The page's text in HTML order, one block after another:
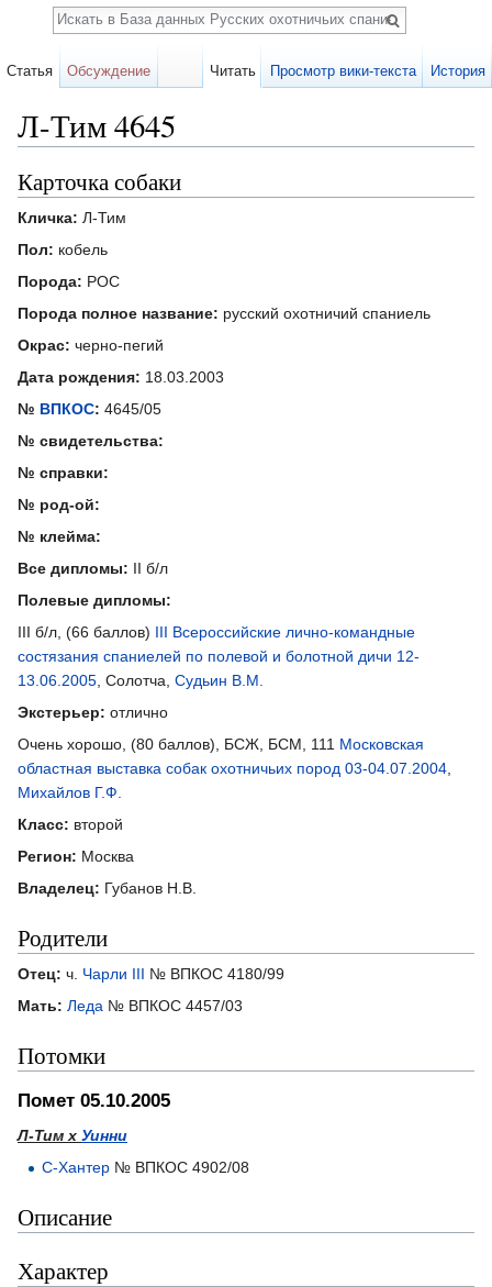
Л-Тим 4645
Карточка собаки
Кличка: Л-Тим
Пол: кобель
Порода: РОС
Порода полное название: русский охотничий спаниель
Окрас: черно-пегий
Дата рождения: 18.03.2003
№ ВПКОС: 4645/05
№ свидетельства:
№ справки:
№ род-ой:
№ клейма:
Все дипломы: II б/л
Полевые дипломы:
III б/л, (66 баллов) III Всероссийские лично-командные
состязания спаниелей по полевой и болотной дичи 12-
13.06.2005 , Солотча, Судьин В.М.
Экстерьер: отлично
Очень хорошо, (80 баллов), БСЖ, БСМ, 111 Московская
областная выставка собак охотничьих пород 03-04.07.2004
Михайлов Г.Ф.
Класс: второй
Регион: Москва
Владелец: Губанов Н.В.
Родители
Отец: ч. Чарли III № ВПКОС 4180/99
Мать: Леда № ВПКОС 4457/03
Потомки
Помет 05.10.2005
Л-Тим х Уинни
С-Хантер № ВПКОС 4902/08
Описание
Характер
Статья Обсуждение Читать Просмотр вики-текста История
Поиск